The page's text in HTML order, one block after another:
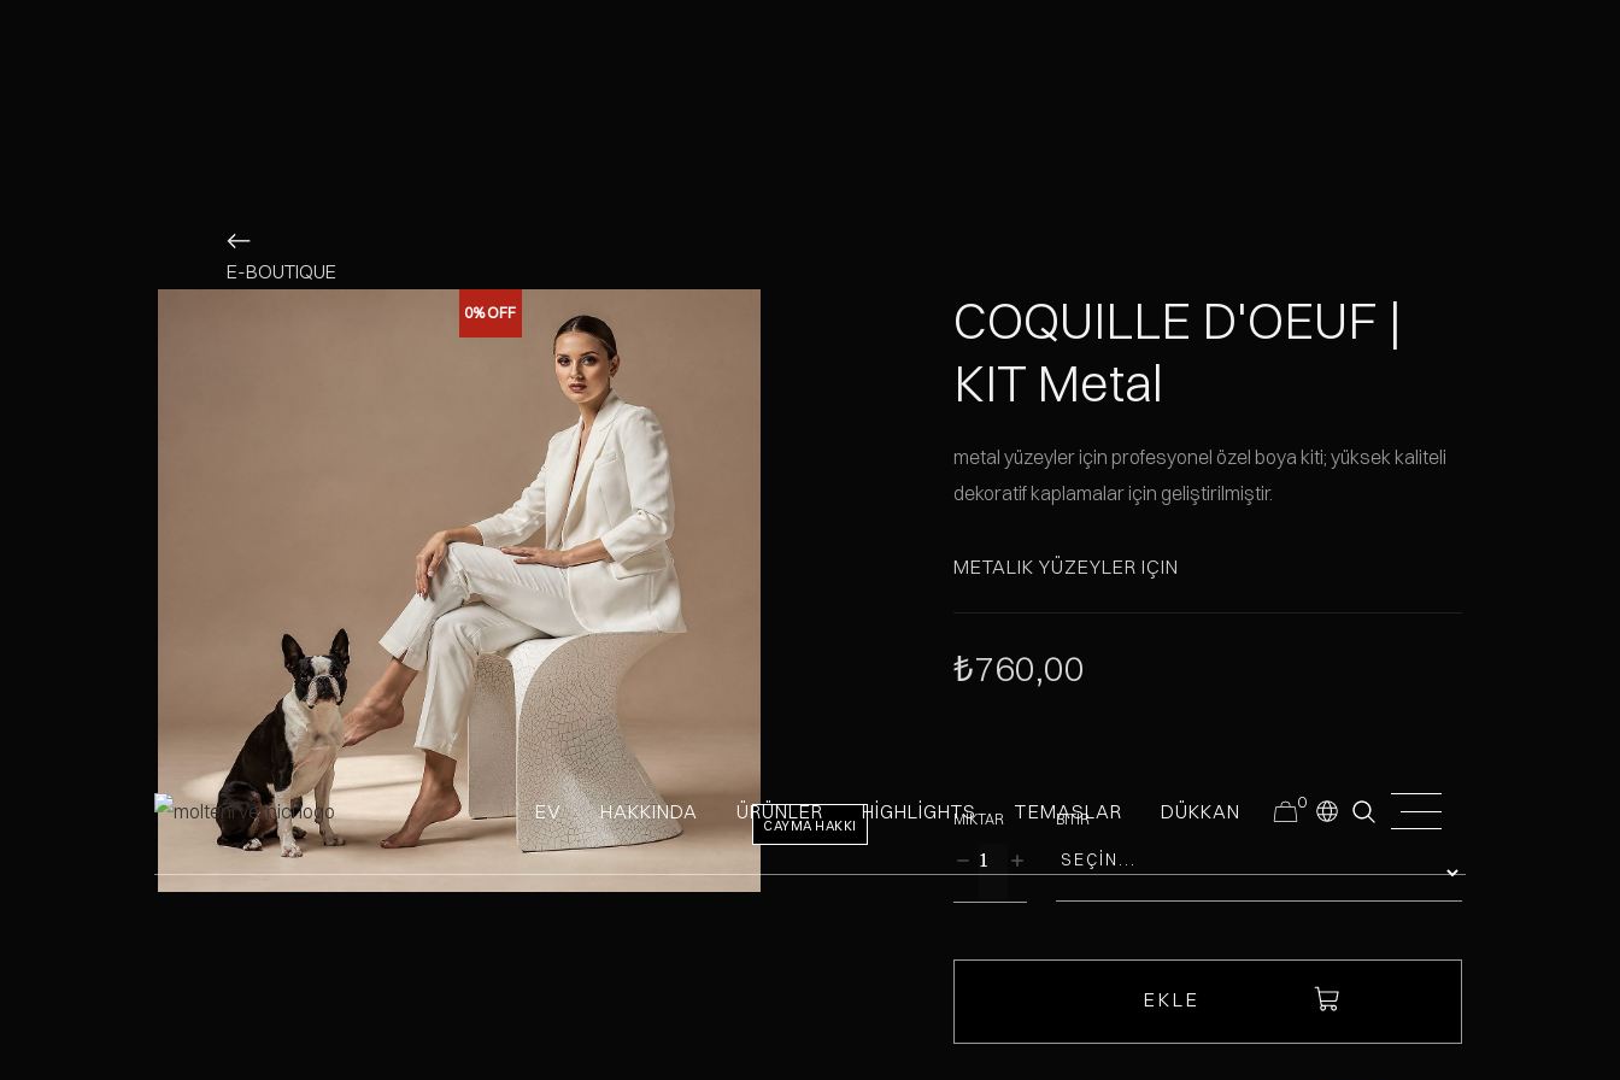
EV HAKKINDA ÜRÜNLER HIGHLIGHTS TEMASLAR DÜKKAN 0
CAYMA HAKKI
E-BOUTIQUE
0%OFF
COQUILLE D'OEUF |
KIT Metal
metal yüzeyler için profesyonel özel boya kiti; yüksek kaliteli
dekoratif kaplamalar için geliştirilmiştir.
METALIK YÜZEYLER IÇIN
₺760,00
MIKTAR BITIR
EKLE